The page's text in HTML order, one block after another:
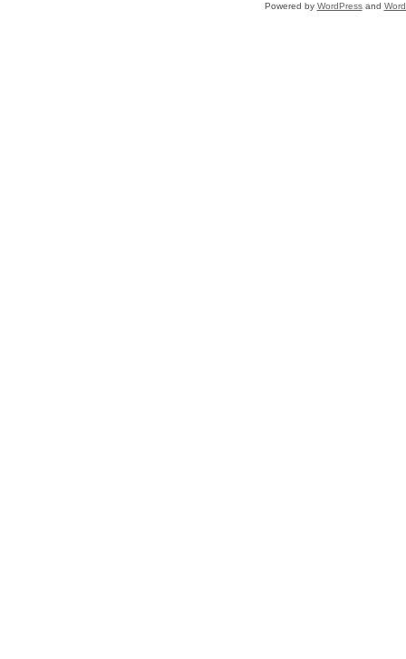
Powered by WordPressand